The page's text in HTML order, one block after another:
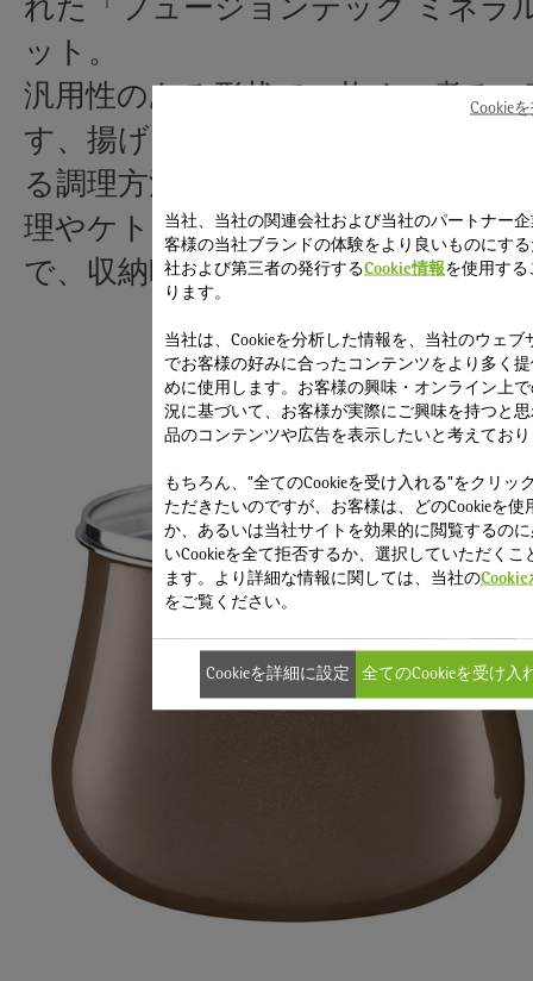
れた「フュージョンテック ミネラ
ット。
汎用性のある形状で、炊く、煮る
す、揚げる、焼く、炒める、保存
る調理方法と用途に使用できます
理やケトルの代用にも適したコン
で、収納時やコンロの上でも場所
当社、当社の関連会社および当社のパートナー
客様の当社ブランドの体験をより良いものにす
社および第三者の発行するCookie情報を使用する
ります。
当社は、Cookieを分析した情報を、当社のウェブ
でお客様の好みに合ったコンテンツをより多く
めに使用します。お客様の興味・オンライン上
況に基づいて、お客様が実際にご興味を持つと
品のコンテンツや広告を表示したいと考えてお
もちろん、”全てのCookieを受け入れる”をクリッ
ただきたいのですが、お客様は、どのCookieを使
か、あるいは当社サイトを効果的に閲覧するの
いCookieを全て拒否するか、選択していただくこ
ます。より詳細な情報に関しては、当社の
をご覧ください。
Cookie
Cookieを詳細に設定 全てのCookieを受け入